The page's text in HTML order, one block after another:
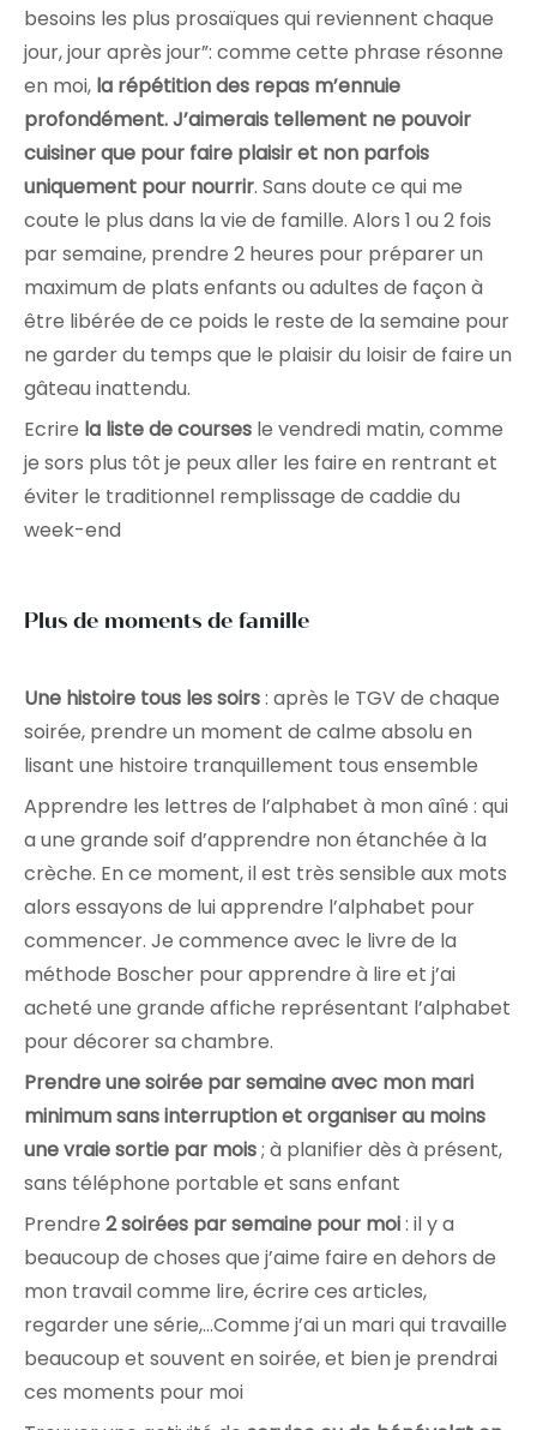
besoins les plus prosaïques qui reviennent chaque
jour, jour après jour”: comme cette phrase résonne
en moi, la répétition des repas m’ennuie
profondément. J’aimerais tellement ne pouvoir
cuisiner que pour faire plaisir et non parfois
uniquement pour nourrir. Sans doute ce qui me
coute le plus dans la vie de famille. Alors 1 ou 2 fois
par semaine, prendre 2 heures pour préparer un
maximum de plats enfants ou adultes de façon à
être libérée de ce poids le reste de la semaine pour
ne garder du temps que le plaisir du loisir de faire un
gâteau inattendu.
Ecrire la liste de courses le vendredi matin, comme
je sors plus tôt je peux aller les faire en rentrant et
éviter le traditionnel remplissage de caddie du
week-end
Plus de moments de famille
Une histoire tous les soirs: après le TGV de chaque
soirée, prendre un moment de calme absolu en
lisant une histoire tranquillement tous ensemble
Apprendre les lettres de l’alphabet à mon aîné : qui
a une grande soif d’apprendre non étanchée à la
crèche. En ce moment, il est très sensible aux mots
alors essayons de lui apprendre l’alphabet pour
commencer. Je commence avec le livre de la
méthode Boscher pour apprendre à lire et j’ai
acheté une grande affiche représentant l’alphabet
pour décorer sa chambre.
Prendre une soirée par semaine avec mon mari
minimum sans interruption et organiser au moins
une vraie sortie par mois; à planifier dès à présent,
sans téléphone portable et sans enfant
Prendre 2 soirées par semaine pour moi: il y a
beaucoup de choses que j’aime faire en dehors de
mon travail comme lire, écrire ces articles,
regarder une série,…Comme j’ai un mari qui travaille
beaucoup et souvent en soirée, et bien je prendrai
ces moments pour moi